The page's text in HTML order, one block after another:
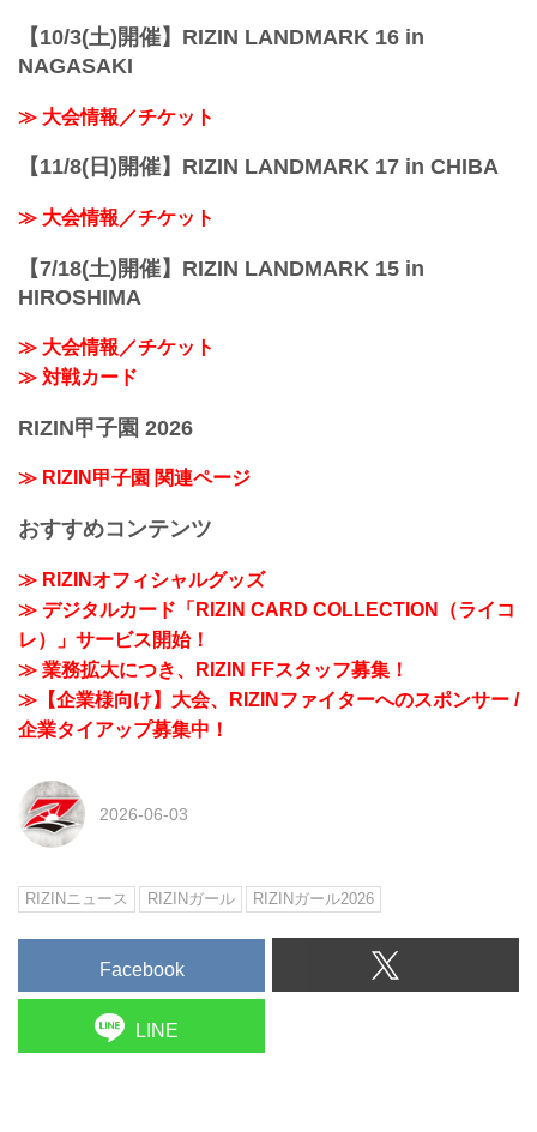
【10/3(土)開催】RIZIN LANDMARK 16 in
NAGASAKI
≫ 大会情報／チケット
【11/8(日)開催】RIZIN LANDMARK 17 in CHIBA
≫ 大会情報／チケット
【7/18(土)開催】RIZIN LANDMARK 15 in
HIROSHIMA
≫ 大会情報／チケット
≫ 対戦カード
RIZIN甲子園 2026
≫ RIZIN甲子園 関連ページ
おすすめコンテンツ
≫ RIZINオフィシャルグッズ
≫ デジタルカード「RIZIN CARD COLLECTION（ライコ
レ）」サービス開始！
≫ 業務拡大につき、RIZIN FFスタッフ募集！
≫【企業様向け】大会、RIZINファイターへのスポンサー /
企業タイアップ募集中！
2026-06-03
RIZINニュース RIZINガール RIZINガール2026
Facebook
LINE